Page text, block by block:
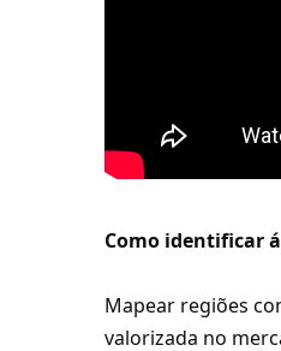
Como identificar
Mapear regiões
valorizada no